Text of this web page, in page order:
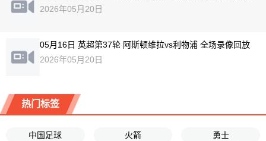
2026年05月20日
05月16日 英超第37轮 阿斯顿维拉vs利物浦 全场录像回放
2026年05月20日
热门标签
中国足球 火箭 勇士